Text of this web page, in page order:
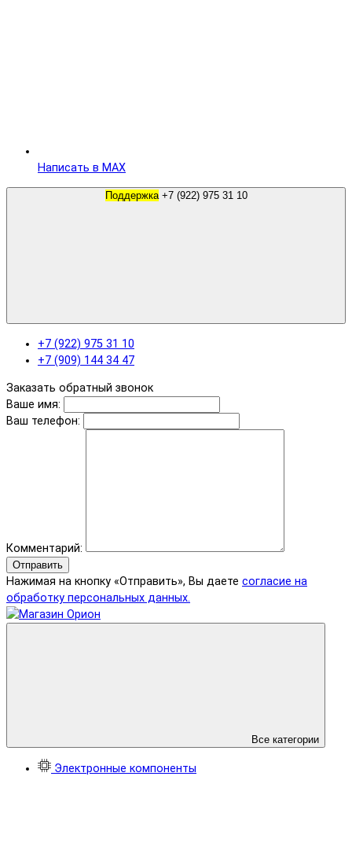
Написать в MAX
Поддержка +7 (922) 975 31 10
+7 (922) 975 31 10
+7 (909) 144 34 47
Заказать обратный звонок
Ваше имя:
Ваш телефон:
Комментарий:
Отправить
Нажимая на кнопку «Отправить», Вы даете согласие на
обработку персональных данных.
Все категории
Электронные компоненты